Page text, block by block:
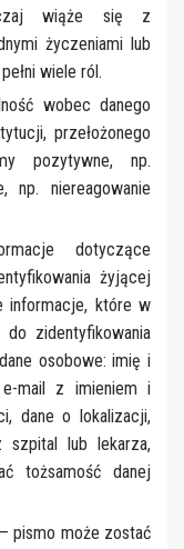
wiąże się z
życzeniami lub
wiele ról.
wobec danego
przełożonego
pozytywne, np.
np. niereagowanie
dotyczące
żyjącej
informacje, które w
zidentyfikowania
osobowe: imię i
e-mail z imieniem i
dane o lokalizacji,
szpital lub lekarza,
tożsamość danej
– pismo może zostać